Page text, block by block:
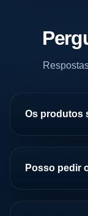
Os produtos
Posso pedir